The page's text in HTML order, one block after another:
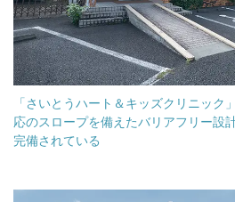
「さいとうハート＆キッズクリニック
応のスロープを備えたバリアフリー設
完備されている